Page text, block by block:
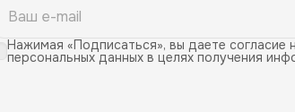
Нажимая «Подписаться», вы даете согласие
персональных данных в целях получения